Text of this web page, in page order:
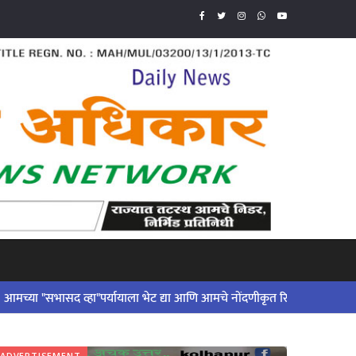
व्हा"पर्यायाला भेट द्या आणि आमचे नोंदणीकृत रिपोर्टर बना आणि आमच्या